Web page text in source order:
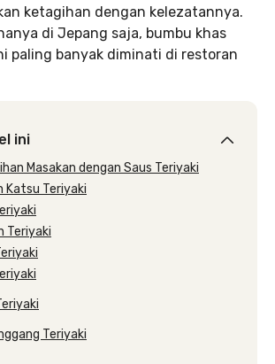
ketagihan dengan kelezatannya.
di Jepang saja, bumbu khas
paling banyak diminati di restoran
ini
Masakan dengan Saus Teriyaki
Katsu Teriyaki
Teriyaki
Teriyaki